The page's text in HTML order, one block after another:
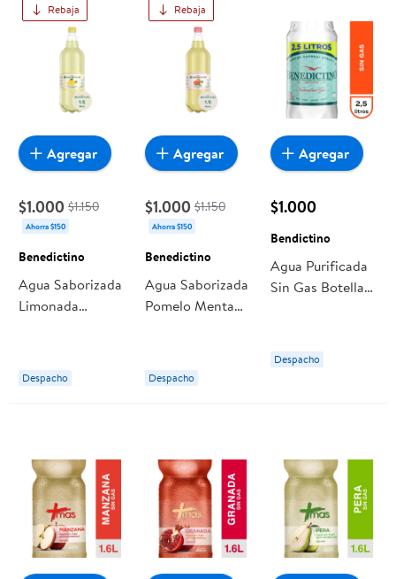
Rebaja
$1.000 $1.150
Ahorra $150
Benedictino
Agua Saborizada
Limonada
Benedictino
Despacho
Agregar
Rebaja
$1.000 $1.150
Ahorra $150
Benedictino
Agua Saborizada
Pomelo Menta
Despacho
Agregar
$1.000
Bendictino
Agua Purificada
Sin Gas Botella
Despacho
Agregar